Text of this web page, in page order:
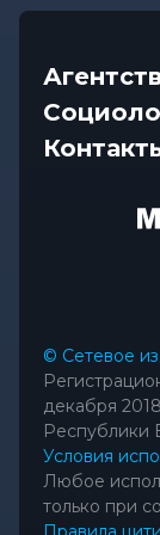
© Сетевое
декабря
Республики
Условия
Любое
только при